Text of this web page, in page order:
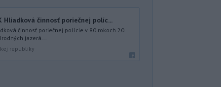
Hliadková činnosť poriečnej políc...
činnosť poriečnej polície v 80 rokoch 20.
jazerá...
republiky